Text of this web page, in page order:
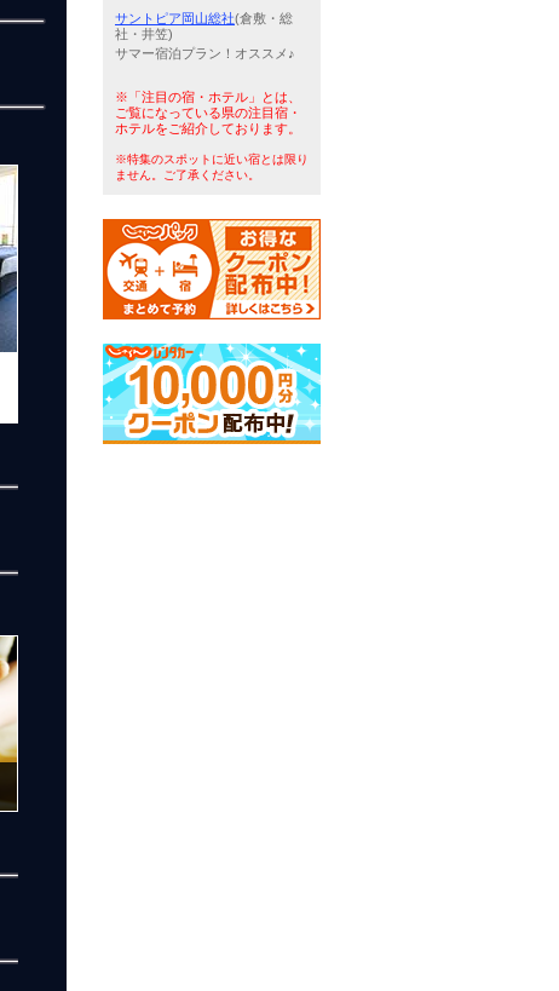
サントピア岡山総社(倉敷・総
社・井笠)
サマー宿泊プラン！オススメ♪
※「注目の宿・ホテル」とは、
ご覧になっている県の注目宿・
ホテルをご紹介しております。
※特集のスポットに近い宿とは限り
ません。ご了承ください。